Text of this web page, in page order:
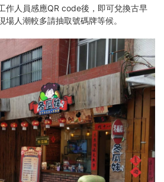
作人員感應QR code後，即可兌換古早
場人潮較多請抽取號碼牌等候。